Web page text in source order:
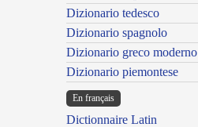
Dizionario tedesco
Dizionario spagnolo
Dizionario greco moderno
Dizionario piemontese
En français
Dictionnaire Latin